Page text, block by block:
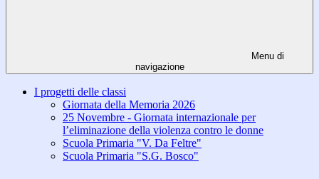
Menu di
navigazione
I progetti delle classi
Giornata della Memoria 2026
25 Novembre - Giornata internazionale per
l’eliminazione della violenza contro le donne
Scuola Primaria "V. Da Feltre"
Scuola Primaria "S.G. Bosco"